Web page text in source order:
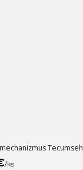
Tecumseh
/ks